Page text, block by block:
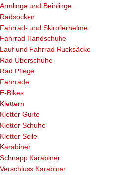
Armlinge und Beinlinge
Radsocken
Fahrrad- und Skirollerhelme
Fahrrad Handschuhe
Lauf und Fahrrad Rucksäcke
Rad Überschuhe
Rad Pflege
Fahrräder
E-Bikes
Klettern
Kletter Gurte
Kletter Schuhe
Kletter Seile
Karabiner
Schnapp Karabiner
Verschluss Karabiner